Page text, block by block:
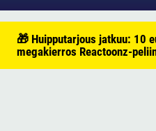
🎁 Huipputarjous jatkuu: 10
megakierros Reactoonz-